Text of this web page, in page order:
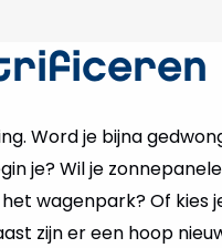
Word je bijna
je? Wil je
wagenpark? Of kies
zijn er een hoop